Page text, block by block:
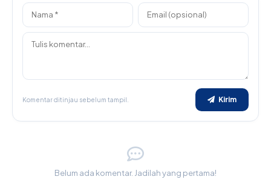
Komentar ditinjau sebelum tampil. Kirim
Belum ada komentar. Jadilah yang pertama!